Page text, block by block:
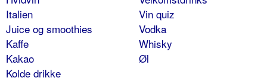
Italien
Juice og smoothies
Kaffe
Kakao
Kolde drikke
Vin quiz
Vodka
Whisky
Øl